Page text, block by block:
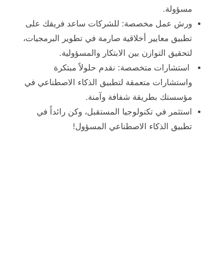
مسؤولة.
ورش عمل مخصصة: للشركات ساعد فريقك على
تطبيق معايير أخلاقية صارمة في تطوير البرمجيات،
لتحقيق التوازن بين الابتكار والمسؤولية.
استشارات متخصصة: نقدم حلولاً مبتكرة
واستشارات متعمقة لتطبيق الذكاء الاصطناعي في
مؤسستك بطريقة شفافة وآمنة.
استثمر في تكنولوجيا المستقبل، وكن رائداً في
تطبيق الذكاء الاصطناعي المسؤول!